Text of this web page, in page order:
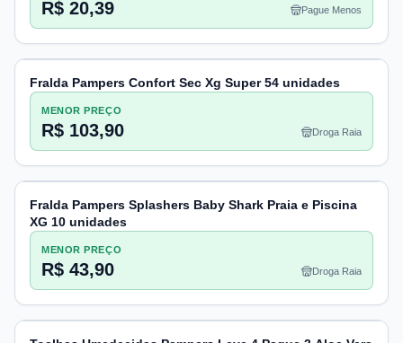
R$ 20,39 Pague Menos
Fralda Pampers Confort Sec Xg Super 54 unidades
MENOR PREÇO
R$ 103,90 Droga Raia
Fralda Pampers Splashers Baby Shark Praia e Piscina
XG 10 unidades
MENOR PREÇO
R$ 43,90 Droga Raia